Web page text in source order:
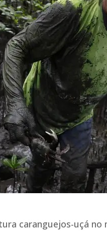
caranguejos-uçá